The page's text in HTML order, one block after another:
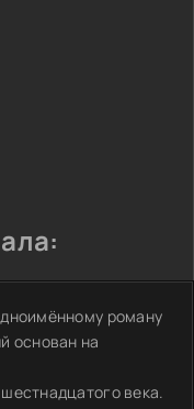
роману
основан на
века.